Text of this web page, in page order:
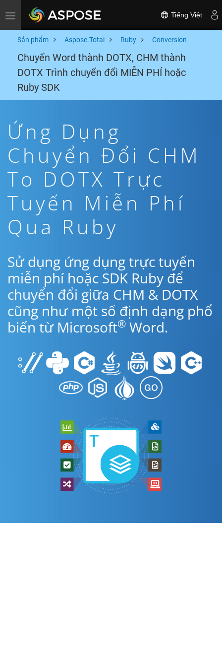
Toggle navigation Tiếng Việt
Sản phẩm Aspose.Total Ruby Conversion
Chuyển Word thành DOTX, CHM thành
DOTX Trình chuyển đổi MIỄN PHÍ hoặc
Ruby SDK
Ứng Dụng
Chuyển Đổi CHM
To DOTX Trực
Tuyến Miễn Phí
Qua Ruby
Sử dụng ứng dụng trực tuyến
miễn phí hoặc SDK Ruby để
chuyển đổi giữa CHM & DOTX
cũng như một số định dạng phổ
biến từ Microsoft® Word.